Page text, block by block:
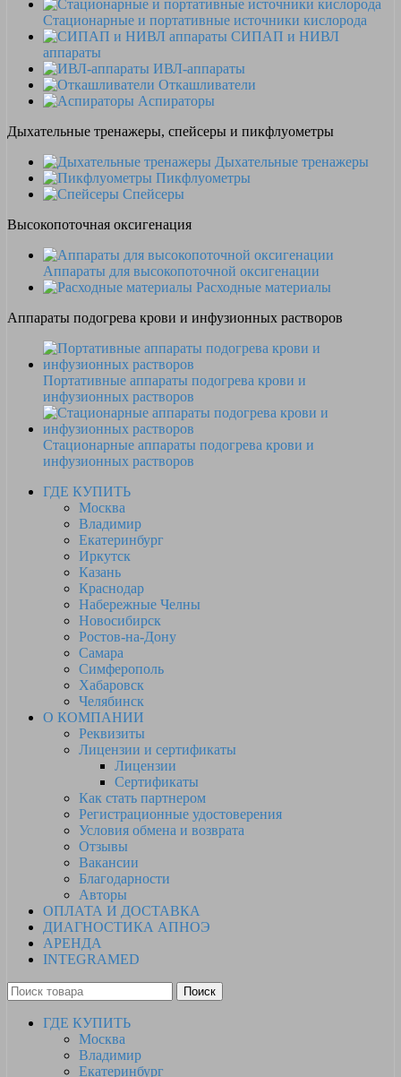
Стационарные и портативные источники кислорода
СИПАП и НИВЛ
аппараты
ИВЛ-аппараты
Откашливатели
Аспираторы
Дыхательные тренажеры, спейсеры и пикфлуометры
Дыхательные тренажеры
Пикфлуометры
Спейсеры
Высокопоточная оксигенация
Аппараты для высокопоточной оксигенации
Расходные материалы
Аппараты подогрева крови и инфузионных растворов
Портативные аппараты подогрева крови и
инфузионных растворов
Стационарные аппараты подогрева крови и
инфузионных растворов
ГДЕ КУПИТЬ
Москва
Владимир
Екатеринбург
Иркутск
Казань
Краснодар
Набережные Челны
Новосибирск
Ростов-на-Дону
Самара
Симферополь
Хабаровск
Челябинск
О КОМПАНИИ
Реквизиты
Лицензии и сертификаты
Лицензии
Сертификаты
Как стать партнером
Регистрационные удостоверения
Условия обмена и возврата
Отзывы
Вакансии
Благодарности
Авторы
ОПЛАТА И ДОСТАВКА
ДИАГНОСТИКА АПНОЭ
АРЕНДА
INTEGRAMED
Поиск
ГДЕ КУПИТЬ
Москва
Владимир
Екатеринбург